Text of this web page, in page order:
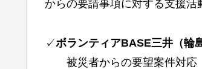
からの要請事項に対する支援活
✓ボランティアBASE三井（輪
被災者からの要望案件対応